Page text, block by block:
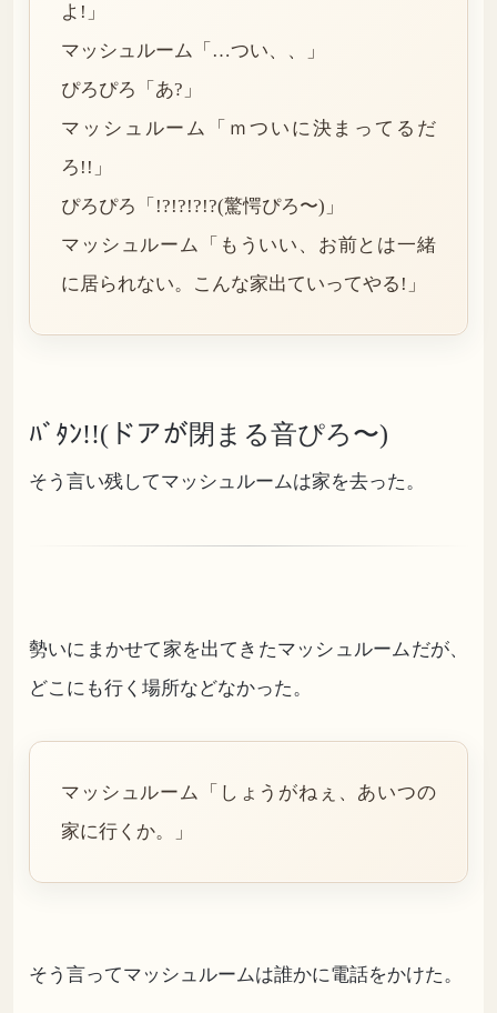
よ!」
マッシュルーム「…つい、、」
ぴろぴろ「あ?」
マッシュルーム「ｍついに決まってるだ
ろ!!」
ぴろぴろ「!?!?!?!?(驚愕ぴろ〜)」
マッシュルーム「もういい、お前とは一緒
に居られない。こんな家出ていってやる!」
ﾊﾞﾀﾝ!!(ドアが閉まる音ぴろ〜)
そう言い残してマッシュルームは家を去った。
勢いにまかせて家を出てきたマッシュルームだが、
どこにも行く場所などなかった。
マッシュルーム「しょうがねぇ、あいつの
家に行くか。」
そう言ってマッシュルームは誰かに電話をかけた。